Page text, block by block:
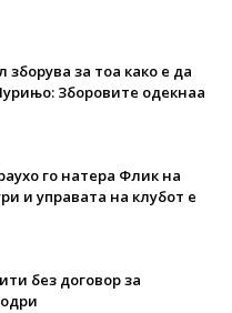
зборува за тоа како е да
Зборовите одекнаа
го натера Флик на
и управата на клубот е
без договор за